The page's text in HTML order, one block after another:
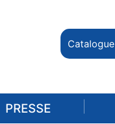
Catalogue
PRESSE